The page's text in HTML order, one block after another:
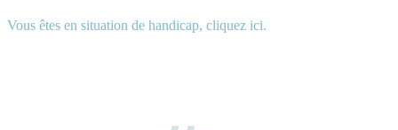
Vous êtes en situation de handicap, cliquez ici.